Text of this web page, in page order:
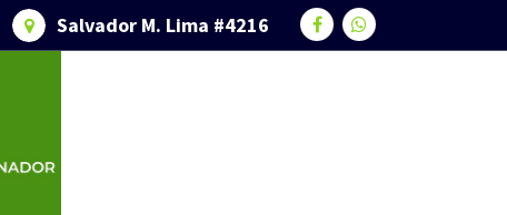
Salvador M. Lima #4216